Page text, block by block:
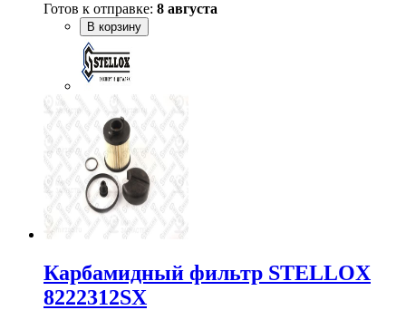
Готов к отправке: 8 августа
В корзину
Карбамидный фильтр STELLOX
8222312SX